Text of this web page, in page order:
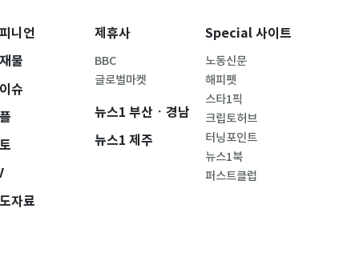
니언
물
슈
자료
제휴사
BBC
글로벌마켓
뉴스1 부산ㆍ경남
뉴스1 제주
Special 사이트
노동신문
해피펫
스타1픽
크립토허브
터닝포인트
뉴스1북
퍼스트클럽